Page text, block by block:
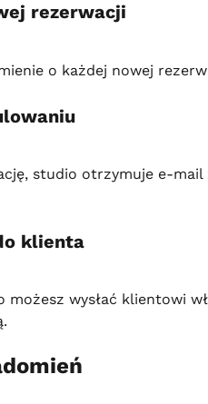
rezerwacji
o każdej nowej
studio otrzymuje e-mail
klienta
możesz wysłać klientowi